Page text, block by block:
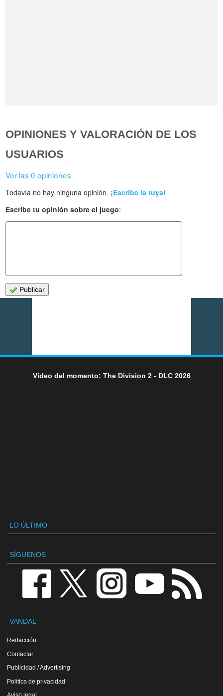
OPINIONES Y VALORACIÓN DE LOS
USUARIOS
Ver las 0 opiniones
Todavía no hay ninguna opinión. ¡Escribe la tuya!
Escribe tu opinión sobre el juego:
Publicar
Vídeo del momento: The Division 2 - DLC 2026
LO ÚLTIMO
SÍGUENOS
VANDAL
Redacción
Contactar
Publicidad / Advertising
Política de privacidad